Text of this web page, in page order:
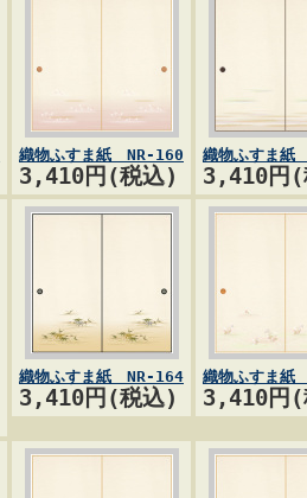
織物ふすま紙 NR-160
3,410円(税込)
織物ふすま
3,410円(
織物ふすま紙 NR-164
3,410円(税込)
織物ふすま
3,410円(